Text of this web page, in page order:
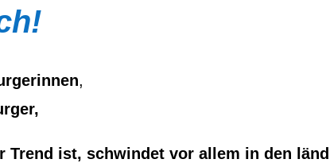
,
Trend ist, schwindet vor allem in den